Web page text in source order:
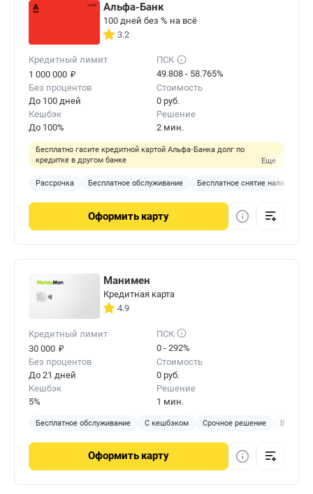
Альфа-Банк
100 дней без % на всё
3.2
Кредитный лимит
1 000 000 ₽
ПСК
49.808 - 58.765%
Без процентов
До 100 дней
Стоимость
0 руб.
Кешбэк
До 100%
Решение
2 мин.
Бесплатно гасите кредитной картой Альфа‑Банка долг по
кредитке в другом банке
Еще
Рассрочка Бесплатное обслуживание Бесплатное снятие наличных
Оформить карту
Манимен
Кредитная карта
4.9
Кредитный лимит
30 000 ₽
ПСК
0 - 292%
Без процентов
До 21 дней
Стоимость
0 руб.
Кешбэк
5%
Решение
1 мин.
Бесплатное обслуживание С кешбэком Срочное решение
Оформить карту